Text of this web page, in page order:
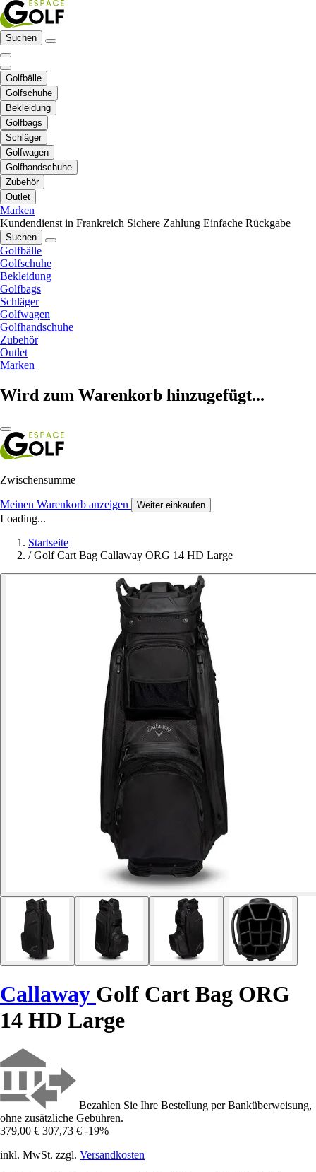
Suchen
Golfbälle
Golfschuhe
Bekleidung
Golfbags
Schläger
Golfwagen
Golfhandschuhe
Zubehör
Outlet
Marken
Kundendienst in Frankreich Sichere Zahlung Einfache Rückgabe
Suchen
Golfbälle
Golfschuhe
Bekleidung
Golfbags
Schläger
Golfwagen
Golfhandschuhe
Zubehör
Outlet
Marken
Wird zum Warenkorb hinzugefügt...
Zwischensumme
Meinen Warenkorb anzeigen Weiter einkaufen
Loading...
Startseite
/ Golf Cart Bag Callaway ORG 14 HD Large
Callaway Golf Cart Bag ORG
14 HD Large
Bezahlen Sie Ihre Bestellung per Banküberweisung,
ohne zusätzliche Gebühren.
379,00 € 307,73 € -19%
inkl. MwSt. zzgl. Versandkosten